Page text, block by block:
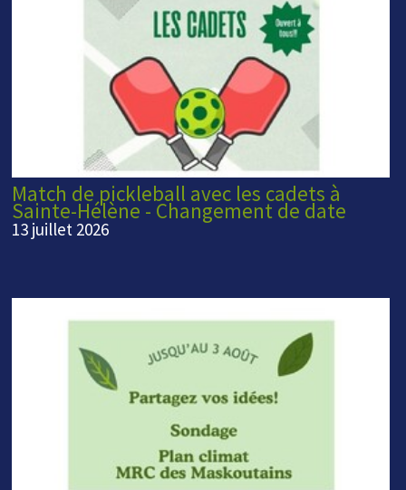
Match de pickleball avec les cadets à
Sainte-Hélène - Changement de date
13 juillet 2026